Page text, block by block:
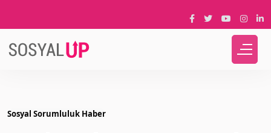
Sosyal Sorumluluk Haber